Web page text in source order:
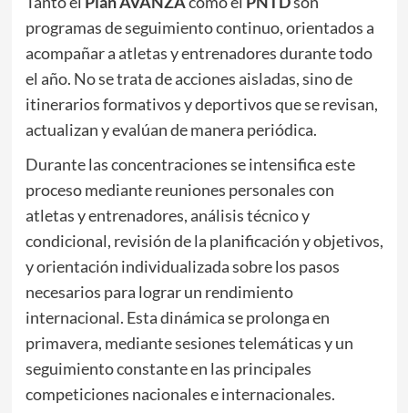
programas de seguimiento continuo, orientados a
acompañar a atletas y entrenadores durante todo
el año. No se trata de acciones aisladas, sino de
itinerarios formativos y deportivos que se revisan,
actualizan y evalúan de manera periódica.
Durante las concentraciones se intensifica este
proceso mediante reuniones personales con
atletas y entrenadores, análisis técnico y
condicional, revisión de la planificación y objetivos,
y orientación individualizada sobre los pasos
necesarios para lograr un rendimiento
internacional. Esta dinámica se prolonga en
primavera, mediante sesiones telemáticas y un
seguimiento constante en las principales
competiciones nacionales e internacionales.